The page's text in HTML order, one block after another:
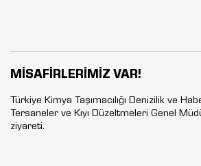
MİSAFİRLERİMİZ VAR!
Türkiye Kimya Taşımacılığı Denizilik ve
Tersaneler ve Kıyı Düzeltmeleri Genel
ziyareti.